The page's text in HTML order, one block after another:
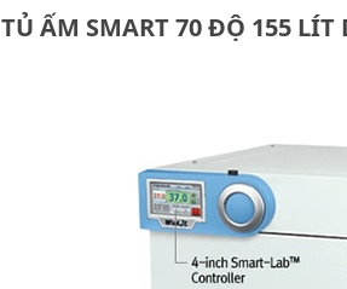
TỦ ẤM SMART 70 ĐỘ 155 LÍT